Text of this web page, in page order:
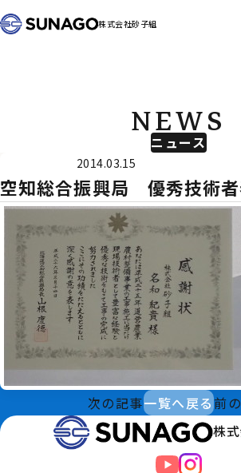
株式会社砂子組
ニュース
NEWS
2014.03.15
空知総合振興局 優秀技術
次の記事一覧へ戻る前
株